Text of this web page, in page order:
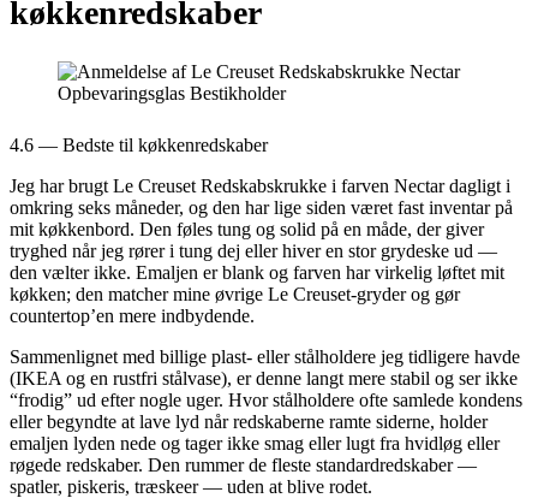
køkkenredskaber
4.6 — Bedste til køkkenredskaber
Jeg har brugt Le Creuset Redskabskrukke i farven Nectar dagligt i
omkring seks måneder, og den har lige siden været fast inventar på
mit køkkenbord. Den føles tung og solid på en måde, der giver
tryghed når jeg rører i tung dej eller hiver en stor grydeske ud —
den vælter ikke. Emaljen er blank og farven har virkelig løftet mit
køkken; den matcher mine øvrige Le Creuset-gryder og gør
countertop’en mere indbydende.
Sammenlignet med billige plast- eller stålholdere jeg tidligere havde
(IKEA og en rustfri stålvase), er denne langt mere stabil og ser ikke
“frodig” ud efter nogle uger. Hvor stålholdere ofte samlede kondens
eller begyndte at lave lyd når redskaberne ramte siderne, holder
emaljen lyden nede og tager ikke smag eller lugt fra hvidløg eller
røgede redskaber. Den rummer de fleste standardredskaber —
spatler, piskeris, træskeer — uden at blive rodet.